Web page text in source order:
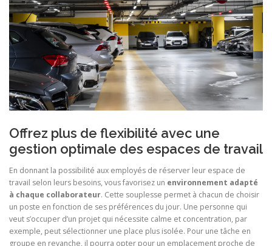
Offrez plus de flexibilité avec une
gestion optimale des espaces de travail
En donnant la possibilité aux employés de réserver leur espace de
travail selon leurs besoins, vous favorisez un environnement adapté
à chaque collaborateur. Cette souplesse permet à chacun de choisir
un poste en fonction de ses préférences du jour. Une personne qui
veut s’occuper d’un projet qui nécessite calme et concentration, par
exemple, peut sélectionner une place plus isolée. Pour une tâche en
groupe en revanche, il pourra opter pour un emplacement proche de